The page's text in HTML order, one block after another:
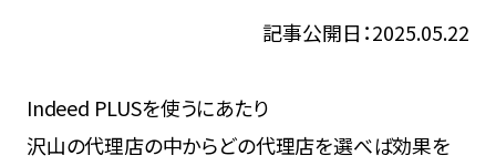
記事公開日：2025.05.22
Indeed PLUSを使うにあたり
沢山の代理店の中からどの代理店を選べば効果を